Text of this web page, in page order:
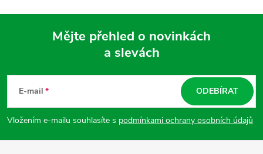
p
Mějte přehled o novinkách
a slevách
E-mail
Vložením e-mailu souhlasíte s podmínkami ochrany osobních údajů
ODEBÍRAT